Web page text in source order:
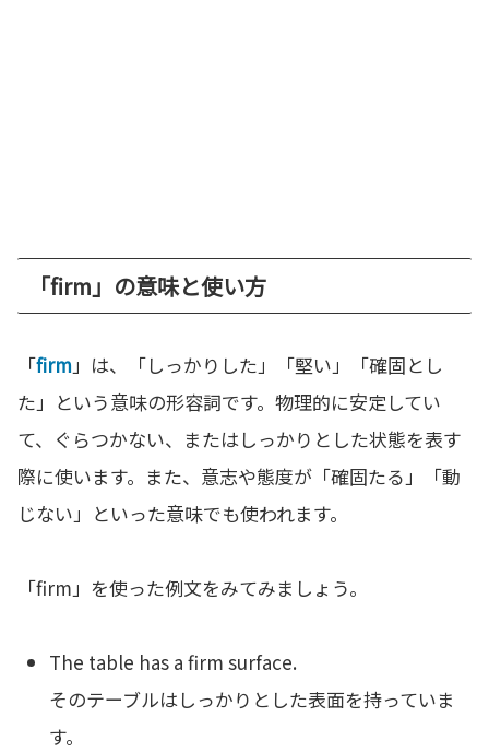
「firm」の意味と使い方
「firm」は、「しっかりした」「堅い」「確固とし
た」という意味の形容詞です。物理的に安定してい
て、ぐらつかない、またはしっかりとした状態を表す
際に使います。また、意志や態度が「確固たる」「動
じない」といった意味でも使われます。
「firm」を使った例文をみてみましょう。
The table has a firm surface.
そのテーブルはしっかりとした表面を持っていま
す。